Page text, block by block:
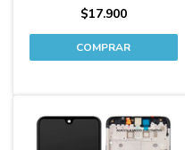
$17.900